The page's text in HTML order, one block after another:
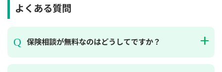
よくある質問
保険相談が無料なのはどうしてですか？